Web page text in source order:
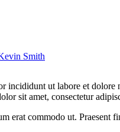
Smith
incididunt ut labore et
sit amet, consectetur
commodo ut. Praesent